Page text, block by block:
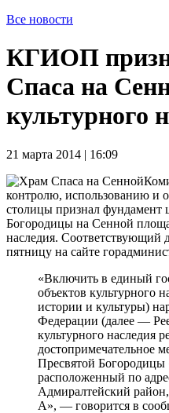
Все новости
КГИОП
Спаса на
культурного
21 марта 2014 | 16:09
контролю, использованию и
столицы признал фундамент
Богородицы на Сенной
наследия. Соответствующий
пятницу на сайте
«Включить в единый
объектов культурного
истории и культуры)
Федерации (далее —
культурного наследия
достопримечательное
Пресвятой
расположенный по
Адмиралтейский
А», — говорится в